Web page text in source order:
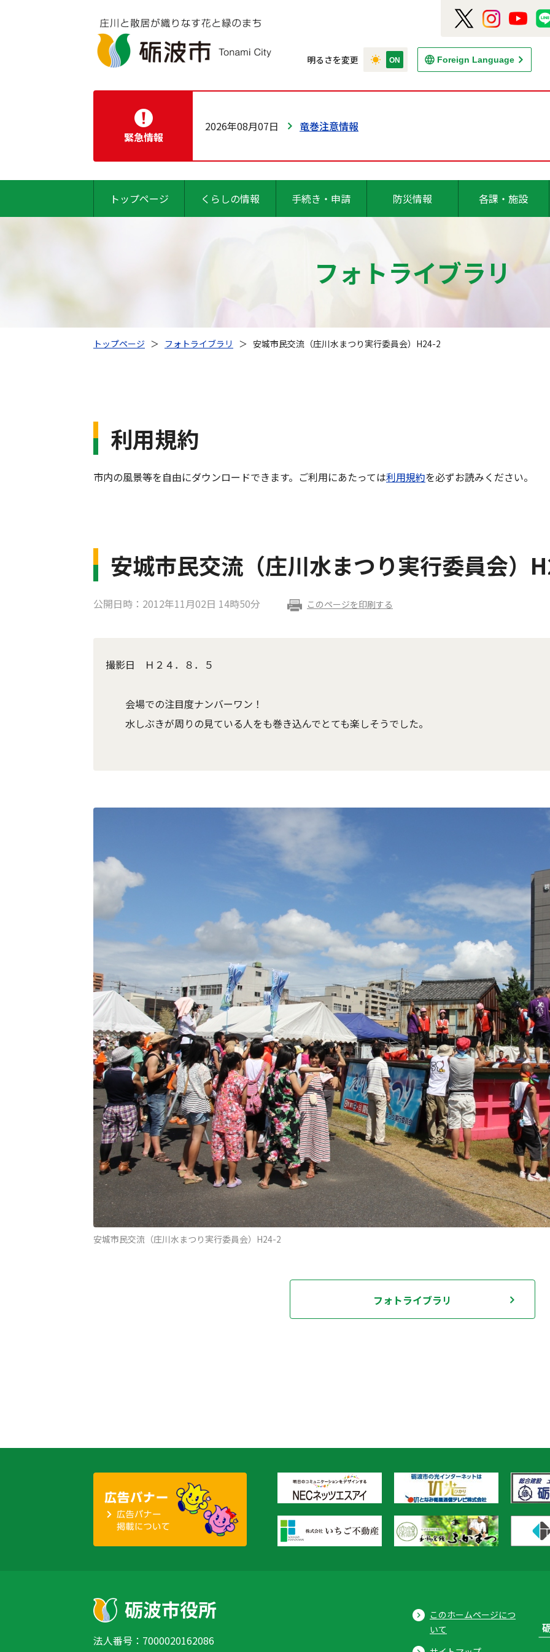
明るさを変更 Foreign Language
緊急情報
2026年08月07日 竜巻注意情報
トップページ くらしの情報 手続き・申請 防災情報 各課・施設
フォトライブラリ
トップページ ＞ フォトライブラリ ＞ 安城市民交流（庄川水まつり実行委員会）H24-2
利用規約
市内の風景等を自由にダウンロードできます。ご利用にあたっては利用規約を必ずお読みください。
安城市民交流（庄川水まつり実行委員会）
公開日時：2012年11月02日 14時50分 このページを印刷する
撮影日 Ｈ２４．８．５
会場での注目度ナンバーワン！
水しぶきが周りの見ている人をも巻き込んでとても楽しそうでした。
安城市民交流（庄川水まつり実行委員会）H24-2
フォトライブラリ
法人番号：7000020162086
このホームページにつ
いて